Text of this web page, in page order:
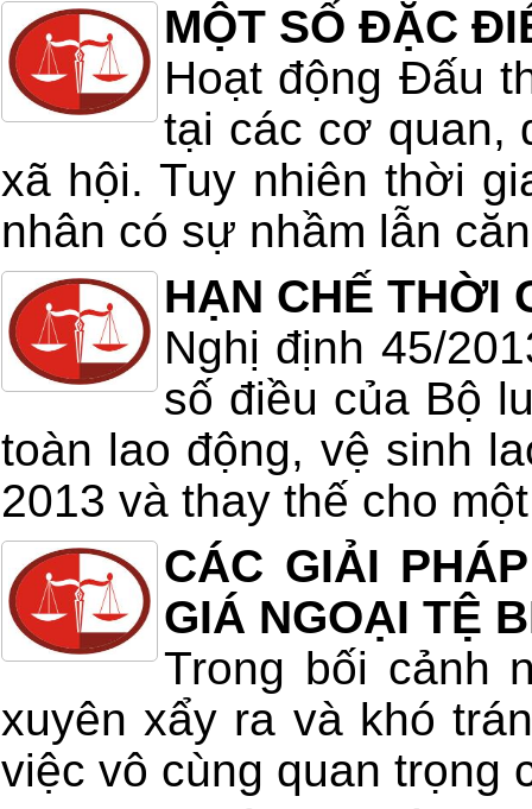
MỘT SỐ ĐẶC
Hoạt động Đấu
tại các cơ quan,
xã hội. Tuy nhiên thời
nhân có sự nhầm lẫn
HẠN CHẾ THỜI
Nghị định 45/
số điều của Bộ
toàn lao động, vệ sinh
2013 và thay thế cho
CÁC GIẢI
GIÁ NGOẠI TỆ
Trong bối cảnh
xuyên xẩy ra và khó
việc vô cùng quan trọng